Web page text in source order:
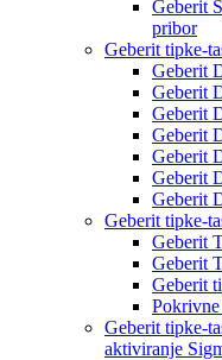
Geberit
pribor
Geberit tipke-
Geberit
Geberit
Geberit
Geberit
Geberit
Geberit
Geberit
Geberit tipke-
Geberit
Geberit
Geberit
Geberit tipke-
aktiviranje